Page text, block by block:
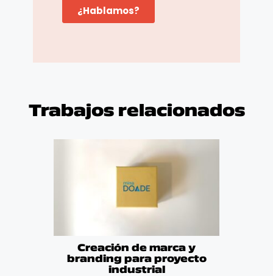
Trabajos relacionados
Creación de marca y
branding para proyecto
industrial